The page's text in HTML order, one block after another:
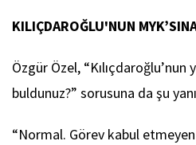
KILIÇDAROĞLU'NUN
Özgür Özel, “Kılıçdaroğlu’nun
buldunuz?” sorusuna da şu
“Normal. Görev kabul